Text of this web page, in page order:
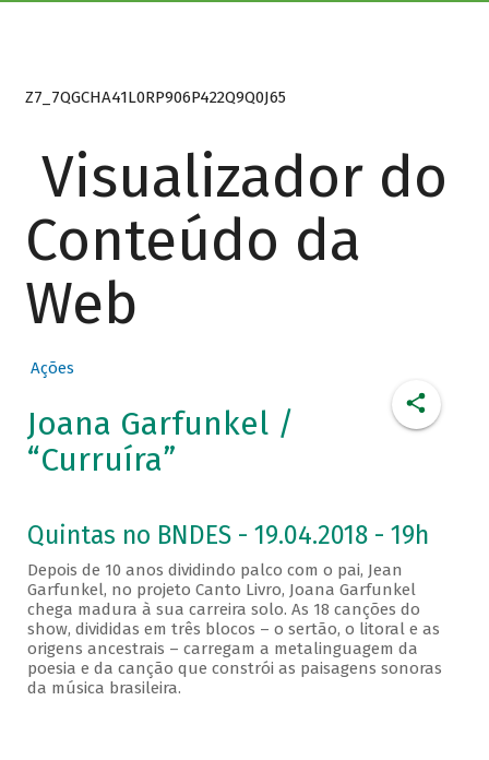
Z7_7QGCHA41L0RP906P422Q9Q0J65
Visualizador do
Conteúdo da
Web
Ações
Joana Garfunkel /
“Curruíra”
Quintas no BNDES - 19.04.2018 - 19h
Depois de 10 anos dividindo palco com o pai, Jean
Garfunkel, no projeto Canto Livro, Joana Garfunkel
chega madura à sua carreira solo. As 18 canções do
show, divididas em três blocos – o sertão, o litoral e as
origens ancestrais – carregam a metalinguagem da
poesia e da canção que constrói as paisagens sonoras
da música brasileira.